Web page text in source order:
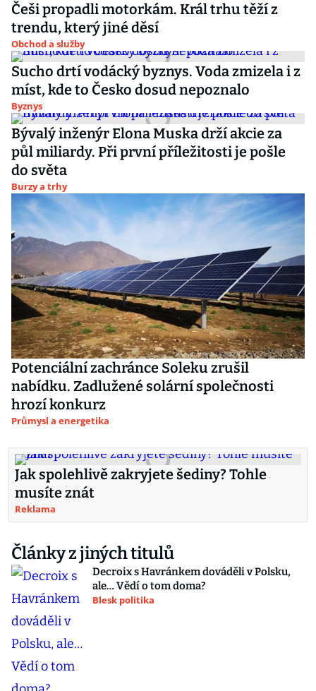
Češi propadli motorkám. Král trhu těží z
trendu, který jiné děsí
Obchod a služby
Sucho drtí vodácký byznys. Voda zmizela i z
míst, kde to Česko dosud nepoznalo
Byznys
Bývalý inženýr Elona Muska drží akcie za
půl miliardy. Při první příležitosti je pošle
do světa
Burzy a trhy
Potenciální zachránce Soleku zrušil
nabídku. Zadlužené solární společnosti
hrozí konkurz
Průmysl a energetika
Jak spolehlivě zakryjete šediny? Tohle
musíte znát
Reklama
Články z jiných titulů
Decroix s Havránkem dováděli v Polsku,
ale… Vědí o tom doma?
Blesk politika